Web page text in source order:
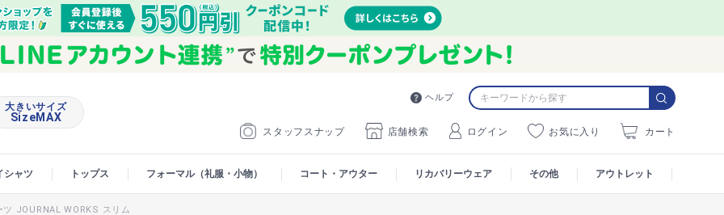
ヘルプ
スタッフスナップ 店舗検索 ログイン お気に入り カート
大きいサイズ
SizeMAX
シャツ トップス フォーマル（礼服・小物） コート・アウター リカバリーウェア その他 アウトレット
JOURNAL WORKS スリム